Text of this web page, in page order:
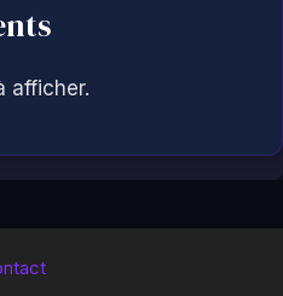
afficher.